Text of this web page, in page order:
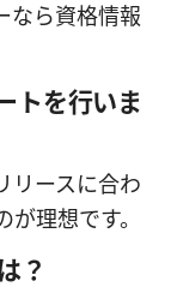
なら資格情報
トを行いま
リースに合わ
理想です。
？